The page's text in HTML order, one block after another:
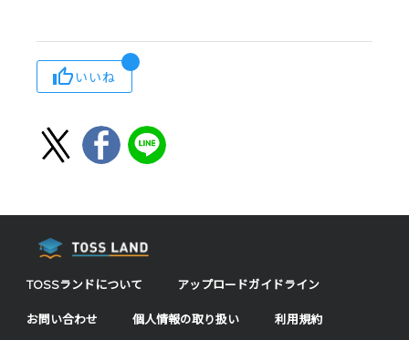
いいね
TOSSランドについて アップロードガイドライン
お問い合わせ 個人情報の取り扱い 利用規約